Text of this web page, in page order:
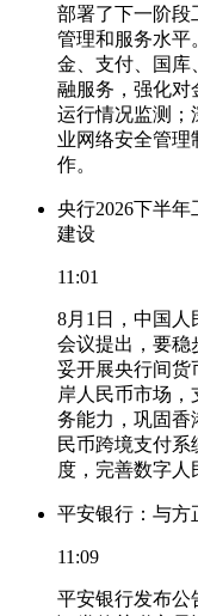
部署了下一阶段
管理和服务水平
金、支付、国库
融服务，强化对
运行情况监测；
业网络安全管理
作。
央行2026下半
建设
11:01
8月1日，中国人
会议提出，要稳
妥开展央行间货
岸人民币市场，
务能力，巩固香
民币跨境支付系
度，完善数字人
平安银行：与方
11:09
平安银行发布公